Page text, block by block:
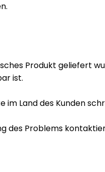
Produkt geliefert
ist.
im Land des Kunden
des Problems